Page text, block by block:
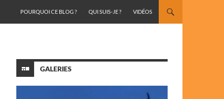
POURQUOI CE BLOG ?
QUI SUIS-JE ? VIDÉOS
GALERIES